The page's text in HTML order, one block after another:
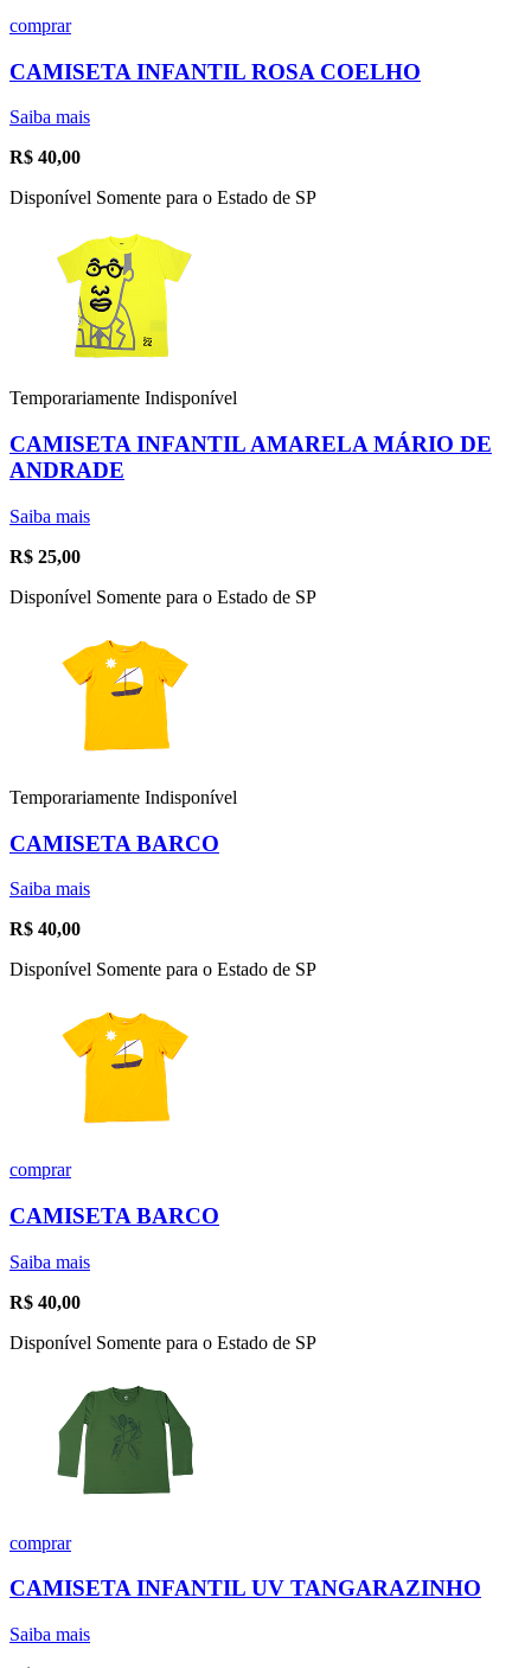
comprar
CAMISETA INFANTIL ROSA COELHO
Saiba mais
R$ 40,00
Disponível Somente para o Estado de SP
Temporariamente Indisponível
CAMISETA INFANTIL AMARELA MÁRIO DE
ANDRADE
Saiba mais
R$ 25,00
Disponível Somente para o Estado de SP
Temporariamente Indisponível
CAMISETA BARCO
Saiba mais
R$ 40,00
Disponível Somente para o Estado de SP
comprar
CAMISETA BARCO
Saiba mais
R$ 40,00
Disponível Somente para o Estado de SP
comprar
CAMISETA INFANTIL UV TANGARAZINHO
Saiba mais